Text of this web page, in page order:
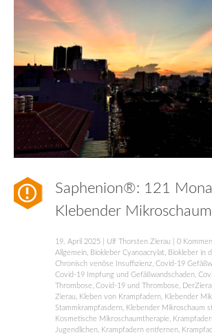
Saphenion®: 121
Klebender Mikroschaum
19. April 2025 Ulf Thorsten Zierau 0
Allgemein, Biokleber Cyanoacrylat, Biokleber in
Chronisch venöse Insuffizienz, Covid-19
Covid-19 Impfung und Gefäßwandschaden,
Thrombose, Covid-19 und Thrombose,
Zierau, Kleben von Krampfadern, Klebender
Stammkrampfasdern, Klebender Mikroschaum
Kosmetische Mikroschaumtherapie,
Jugendlichen, Krampfadern entfernen,